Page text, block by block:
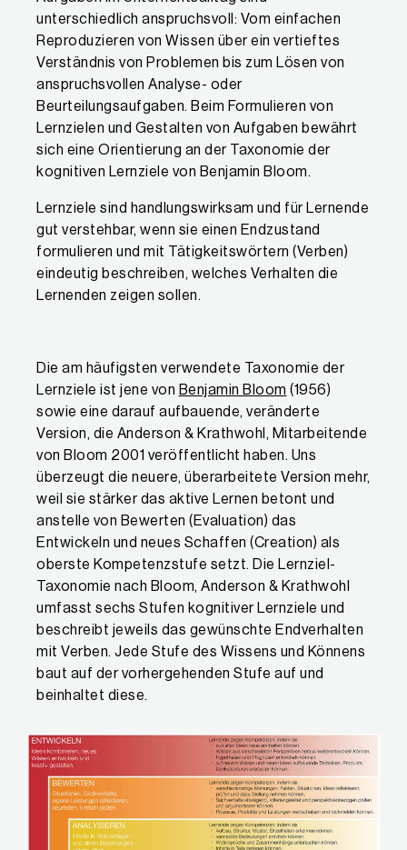
unterschiedlich anspruchsvoll: Vom einfachen
Reproduzieren von Wissen über ein vertieftes
Verständnis von Problemen bis zum Lösen von
anspruchsvollen Analyse- oder
Beurteilungsaufgaben. Beim Formulieren von
Lernzielen und Gestalten von Aufgaben bewährt
sich eine Orientierung an der Taxonomie der
kognitiven Lernziele von Benjamin Bloom.
Lernziele sind handlungswirksam und für Lernende
gut verstehbar, wenn sie einen Endzustand
formulieren und mit Tätigkeitswörtern (Verben)
eindeutig beschreiben, welches Verhalten die
Lernenden zeigen sollen.
Die am häufigsten verwendete Taxonomie der
Lernziele ist jene von Benjamin Bloom (1956)
sowie eine darauf aufbauende, veränderte
Version, die Anderson & Krathwohl, Mitarbeitende
von Bloom 2001 veröffentlicht haben. Uns
überzeugt die neuere, überarbeitete Version mehr,
weil sie stärker das aktive Lernen betont und
anstelle von Bewerten (Evaluation) das
Entwickeln und neues Schaffen (Creation) als
oberste Kompetenzstufe setzt. Die Lernziel-
Taxonomie nach Bloom, Anderson & Krathwohl
umfasst sechs Stufen kognitiver Lernziele und
beschreibt jeweils das gewünschte Endverhalten
mit Verben. Jede Stufe des Wissens und Könnens
baut auf der vorhergehenden Stufe auf und
beinhaltet diese.
elementare Automatismen, Prozesse und
2. Verstehen: Eine Sache begreifen und über Wissen und
Lernende zeigen Kompetenzen, indem sie …
Informationen, Fakten, Formeln, Definitionen,
Beispiele anführen, Zusammenhänge erklären können.
Gründe und Ursachen ableiten und verdeutlichen
3. Anwenden: Das erworbene Wissen in neuen,
Lernende zeigen Kompetenzen, indem sie …
Informationen, Methoden, Konzepte, Theorien in
Probleme durch vorhandenes Wissen und/oder
Aufbau, Struktur, Muster, Einzelheiten erkennen
versteckte Bedeutungen ermitteln können.
Widersprüche und Zusammenhänge untersuchen
Inhalte in Teile zerlegen können.
Beziehungen herstellen können.
5. Bewerten: Situationen, Sachverhalte, eigene
Lernende zeigen Kompetenzen, indem sie …
verschiedenartige Meinungen, Fakten, Situationen,
Sachverhalte abwägend, kriteriengeleitet und
Prozesse, Produkte und Leistungen wertschätzen
Lernende zeigen Komeptenzen, indem sie …
Wissen aus verschiedenen Perspektiven heraus
Hypothesen und Prognosen entwickeln können.
auf neuem Wissen und neuen Ideen aufbauende